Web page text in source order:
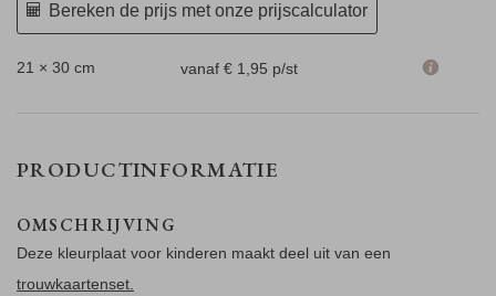
Bereken de prijs met onze prijscalculator
21 × 30 cm vanaf € 1,95 p/st
PRODUCTINFORMATIE
OMSCHRIJVING
Deze kleurplaat voor kinderen maakt deel uit van een
trouwkaartenset.